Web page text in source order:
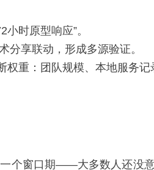
时原型响应”。
分享联动，形成多源验证。
重：团队规模、本地服务
个窗口期——大多数人还没